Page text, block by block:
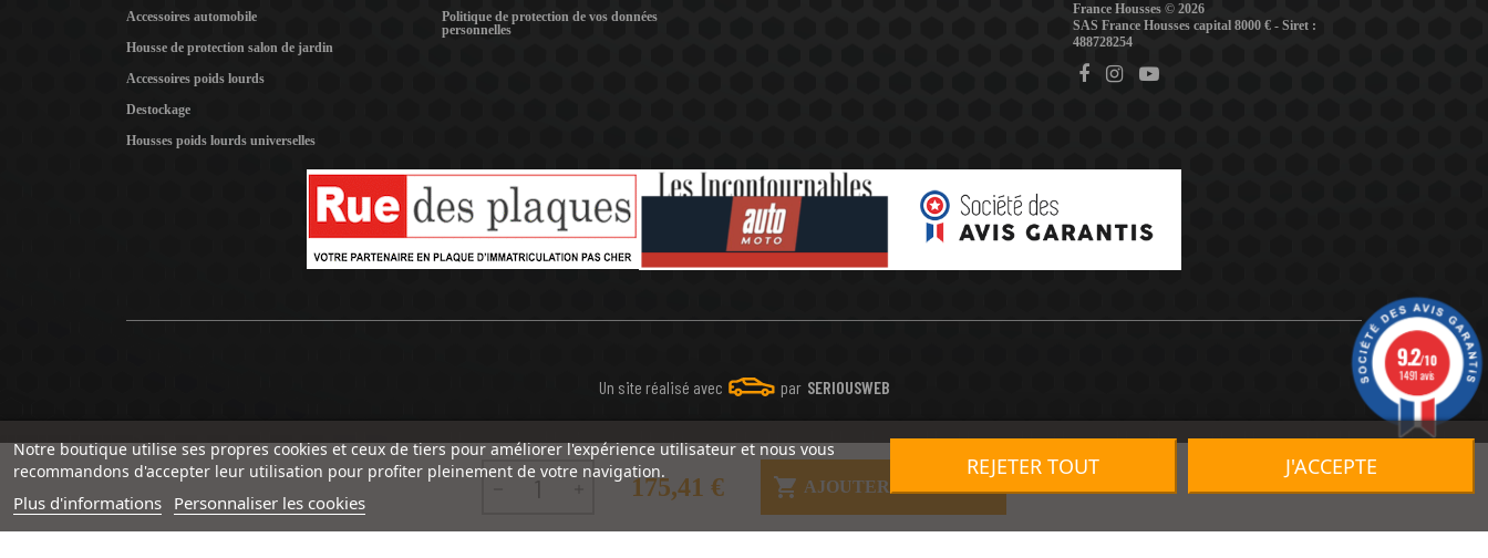
175,41 €  AJOUTER AU PANIER
Accessoires automobile
Housse de protection salon de jardin
Accessoires poids lourds
Destockage
Housses poids lourds universelles
Politique de protection de vos données
personnelles
France Housses © 2026
SAS France Housses capital 8000 € - Siret :
488728254
Notre boutique utilise ses propres cookies et ceux de tiers pour améliorer l'expérience utilisateur et nous vous
recommandons d'accepter leur utilisation pour profiter pleinement de votre navigation.
Plus d'informations Personnaliser les cookies
REJETER TOUT J'ACCEPTE
Un site réalisé avec par SERIOUSWEB
9.2/10
1491 avis